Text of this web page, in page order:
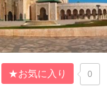
★お気に入り 0